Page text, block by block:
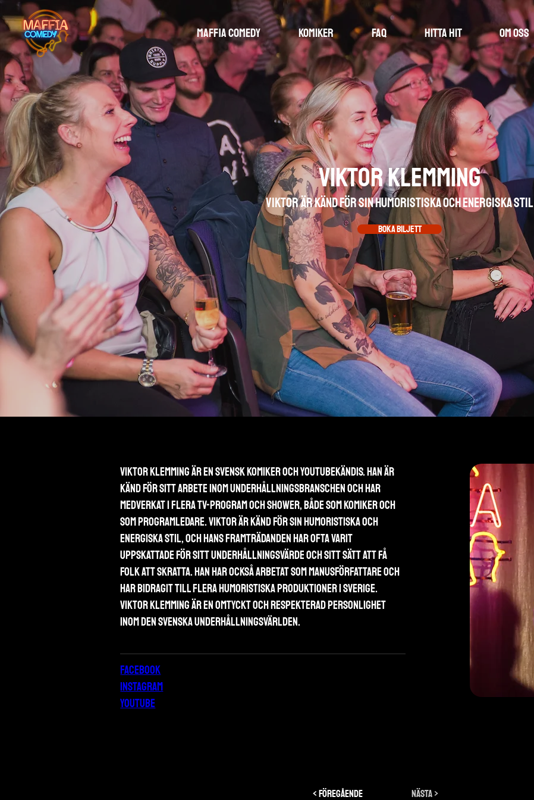
Maffia Comedy Komiker FAQ Hitta hit Om oss
Viktor Klemming
Viktor är känd för sin humoristiska och energiska stil
BOKA BILJETT
Viktor Klemming är en svensk komiker och youtubekändis. Han är
känd för sitt arbete inom underhållningsbranschen och har
medverkat i flera TV-program och shower, både som komiker och
som programledare. Viktor är känd för sin humoristiska och
energiska stil, och hans framträdanden har ofta varit
uppskattade för sitt underhållningsvärde och sitt sätt att få
folk att skratta. Han har också arbetat som manusförfattare och
har bidragit till flera humoristiska produktioner i Sverige.
Viktor Klemming är en omtyckt och respekterad personlighet
inom den svenska underhållningsvärlden.
Facebook
Instagram
Youtube
< Föregående Nästa >